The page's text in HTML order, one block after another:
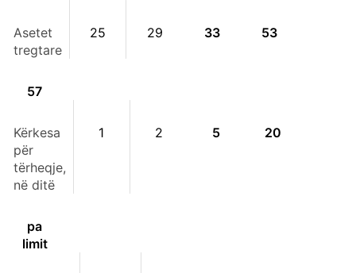
Asetet
tregtare
25 29 33 53
57
Kërkesa
për
tërheqje,
në ditë
1 2 5 20
pa
limit